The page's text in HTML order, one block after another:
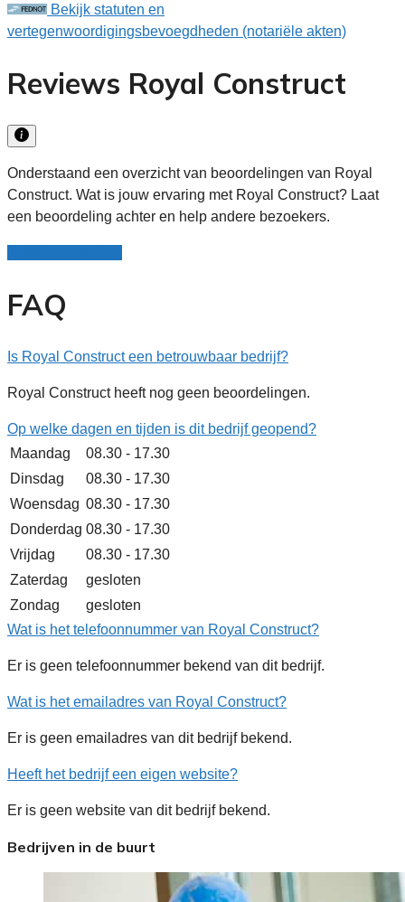
Bekijk statuten en
vertegenwoordigingsbevoegdheden (notariële akten)
Reviews Royal Construct
Onderstaand een overzicht van beoordelingen van Royal
Construct. Wat is jouw ervaring met Royal Construct? Laat
een beoordeling achter en help andere bezoekers.
FAQ
Is Royal Construct een betrouwbaar bedrijf?
Royal Construct heeft nog geen beoordelingen.
Op welke dagen en tijden is dit bedrijf geopend?
Maandag
08.30 - 17.30
Dinsdag
08.30 - 17.30
Woensdag 08.30 - 17.30
Donderdag 08.30 - 17.30
Vrijdag
08.30 - 17.30
Zaterdag
gesloten
Zondag
gesloten
Wat is het telefoonnummer van Royal Construct?
Er is geen telefoonnummer bekend van dit bedrijf.
Wat is het emailadres van Royal Construct?
Er is geen emailadres van dit bedrijf bekend.
Heeft het bedrijf een eigen website?
Er is geen website van dit bedrijf bekend.
Bedrijven in de buurt